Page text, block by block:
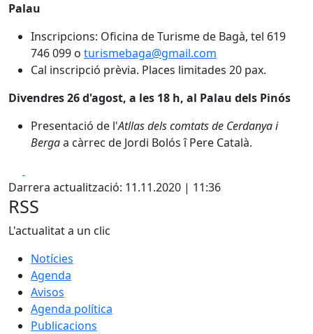
Palau
Inscripcions: Oficina de Turisme de Bagà, tel 619
746 099 o turismebaga@gmail.com
Cal inscripció prèvia. Places limitades 20 pax.
Divendres 26 d'agost, a les 18 h, al Palau dels Pinós
Presentació de l'Atllas dels comtats de Cerdanya i
Bergaa càrrec de Jordi Bolós î Pere Català.
Darrera actualització: 11.11.2020 | 11:36
RSS
L'actualitat a un clic
Notícies
Agenda
Avisos
Agenda política
Publicacions